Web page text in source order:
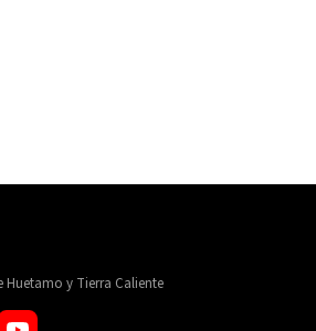
y Tierra Caliente